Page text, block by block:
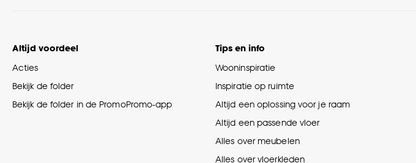
Altijd voordeel
Acties
Bekijk de folder
Bekijk de folder in de PromoPromo-app
Tips en info
Wooninspiratie
Inspiratie op ruimte
Altijd een oplossing voor je raam
Altijd een passende vloer
Alles over meubelen
Alles over vloerkleden